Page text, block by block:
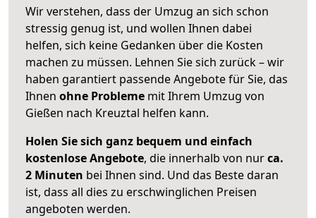
Wir verstehen, dass der Umzug an sich schon
stressig genug ist, und wollen Ihnen dabei
helfen, sich keine Gedanken über die Kosten
machen zu müssen. Lehnen Sie sich zurück – wir
haben garantiert passende Angebote für Sie, das
Ihnen ohne Probleme mit Ihrem Umzug von
Gießen nach Kreuztal helfen kann.
Holen Sie sich ganz bequem und einfach
kostenlose Angebote, die innerhalb von nurca.
2 Minuten bei Ihnen sind. Und das Beste daran
ist, dass all dies zu erschwinglichen Preisen
angeboten werden.